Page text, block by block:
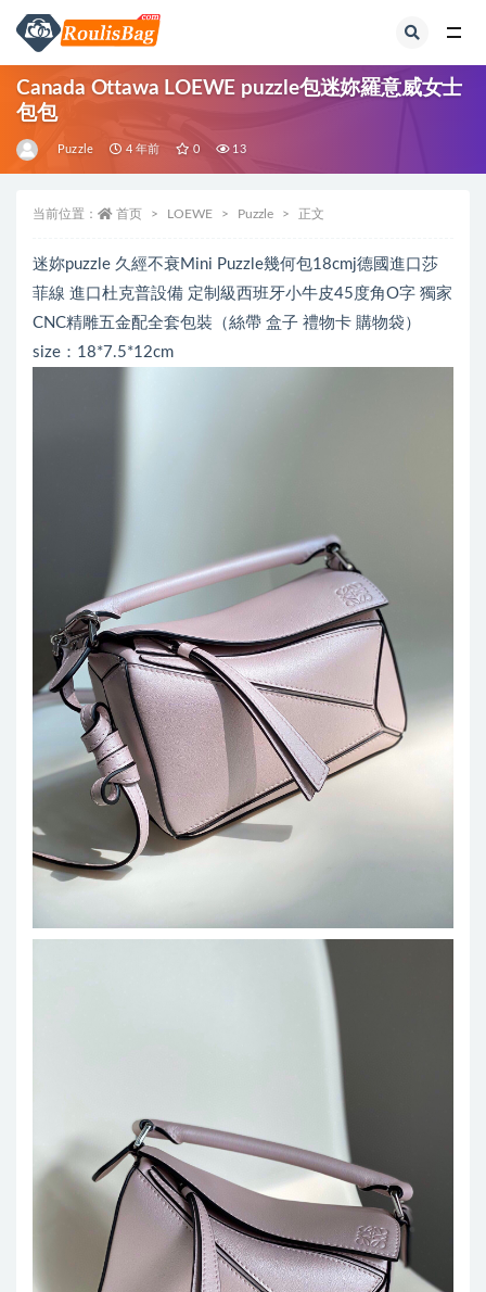
Canada Ottawa LOEWE puzzle包迷妳羅意威女士
包包
Puzzle 4 年前 0 13
当前位置： 首页 LOEWE Puzzle 正文
迷妳puzzle 久經不衰Mini Puzzle幾何包18cmj德國進口莎
菲線 進口杜克普設備 定制級西班牙小牛皮45度角O字 獨家
CNC精雕五金配全套包裝（絲帶 盒子 禮物卡 購物袋）
size：18*7.5*12cm